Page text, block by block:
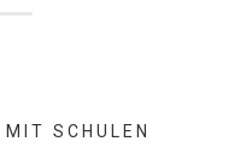
SCHULEN